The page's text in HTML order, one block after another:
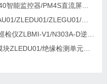
2026年维修TEP-I-F/IARM-SC40智能监控器/PM4S直流屏监控找华科电源
2026年青海，山东、甘肃ZLEAU01/ZLEDU01/ZLEGU01/电池巡检仪ZLBM-12更换及维修
2026年西藏，河北，广东电池巡检仪ZLBMI-V1/N303A-D逆变器/ATC48M30Ⅲ电源模块维修更换
KH006S直流屏监控/直流配电模块ZLEDU01/绝缘检测单元DJY60更换及维修